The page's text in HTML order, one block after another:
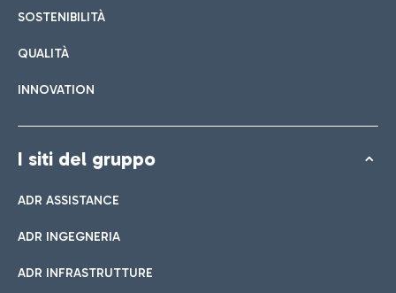
SOSTENIBILITÀ
QUALITÀ
INNOVATION
I siti del gruppo
ADR ASSISTANCE
ADR INGEGNERIA
ADR INFRASTRUTTURE